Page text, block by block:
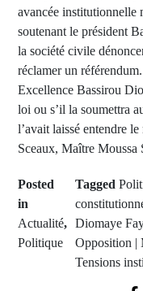
avancée institutionnelle
soutenant le président
la société civile
réclamer un
Excellence Bassirou
loi ou s’il la soumettra
l’avait laissé entendre
Sceaux, Maître Moussa
Posted
in
Actualité,
Politique
Tagged
Diomaye
Opposition |
Tensions